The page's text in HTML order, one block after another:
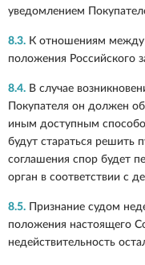
уведомлением
8.3. К отношениям между
положения Российского
8.4. В случае
Покупателя он должен
иным доступным
будут стараться решить
соглашения спор будет
орган в соответствии с
8.5. Признание судом
положения настоящего
недействительность